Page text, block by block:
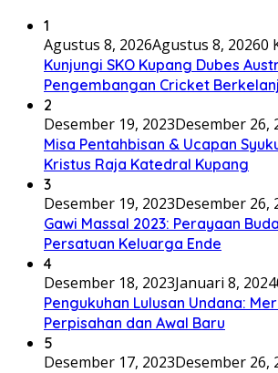
1
Agustus 8, 2026Agustus 8, 20260
Kunjungi SKO Kupang Dubes
Pengembangan Cricket
2
Desember 19, 2023Desember 26,
Misa Pentahbisan & Ucapan
Kristus Raja Katedral Kupang
3
Desember 19, 2023Desember 26,
Gawi Massal 2023: Perayaan
Persatuan Keluarga Ende
4
Desember 18, 2023Januari 8, 2024
Pengukuhan Lulusan Undana:
Perpisahan dan Awal Baru
5
Desember 17, 2023Desember 26,